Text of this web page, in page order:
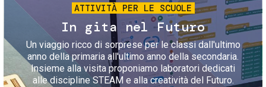
ATTIVITÀ PER LE SCUOLE
In gita nel Futuro
Un viaggio ricco di sorprese per le classi dall'ultimo
anno della primaria all'ultimo anno della secondaria.
Insieme alla visita proponiamo laboratori dedicati
alle discipline STEAM e alla creatività del Futuro.